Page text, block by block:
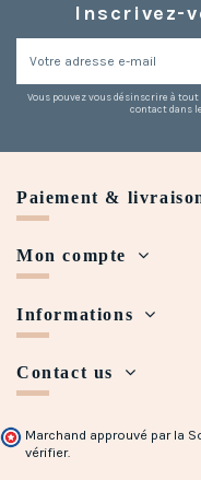
Inscrivez-
Vous pouvez vous désinscrire à
contact dans
Paiement &
Mon compte
Informations
Contact us
Marchand approuvé par la
vérifier.